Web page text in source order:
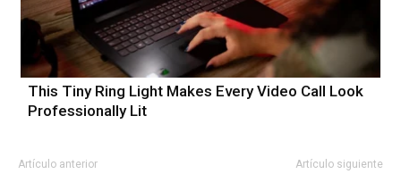
This Tiny Ring Light Makes Every Video Call Look
Professionally Lit
Artículo anterior Artículo siguiente